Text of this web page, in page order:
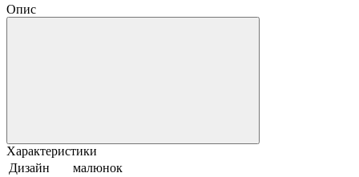
Опис
Характеристики
Дизайн
малюнок